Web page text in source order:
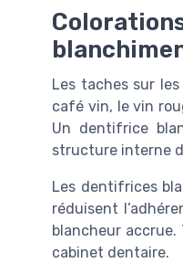
Les taches sur
café vin, le vin
Un dentifrice
structure interne
Les dentifrices
réduisent
blancheur
cabinet dentaire.